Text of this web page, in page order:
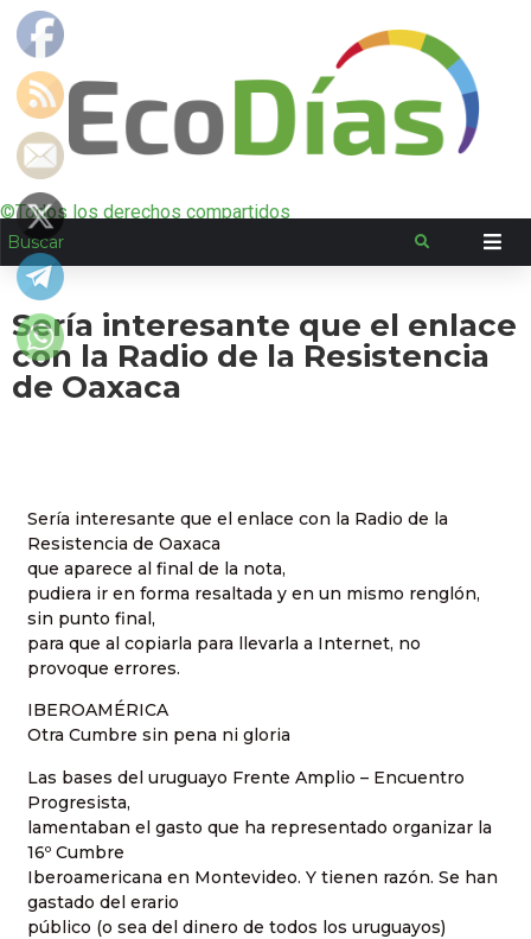
©Todos los derechos compartidos
Sería interesante que el enlace
con la Radio de la Resistencia
de Oaxaca
Sería interesante que el enlace con la Radio de la
Resistencia de Oaxaca
que aparece al final de la nota,
pudiera ir en forma resaltada y en un mismo renglón,
sin punto final,
para que al copiarla para llevarla a Internet, no
provoque errores.
IBEROAMÉRICA
Otra Cumbre sin pena ni gloria
Las bases del uruguayo Frente Amplio – Encuentro
Progresista,
lamentaban el gasto que ha representado organizar la
16º Cumbre
Iberoamericana en Montevideo. Y tienen razón. Se han
gastado del erario
público (o sea del dinero de todos los uruguayos)